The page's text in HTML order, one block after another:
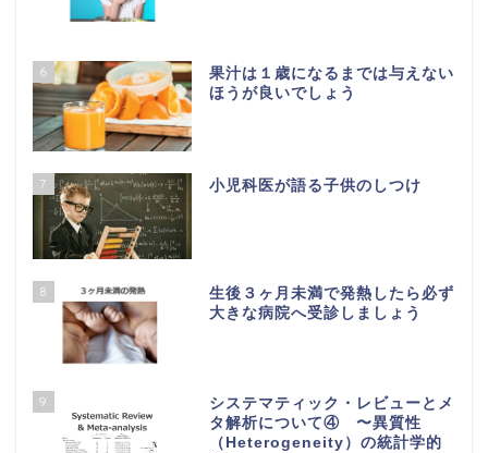
6
果汁は１歳になるまでは与えない
ほうが良いでしょう
7 小児科医が語る子供のしつけ
8
生後３ヶ月未満で発熱したら必ず
大きな病院へ受診しましょう
9
システマティック・レビューとメ
タ解析について④ 〜異質性
（Heterogeneity）の統計学的